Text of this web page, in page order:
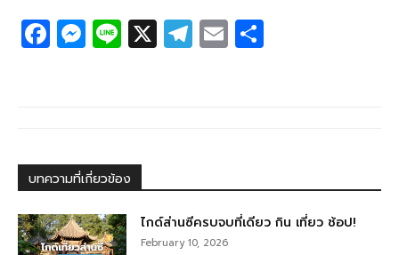
F
a
o
o
k
M
e
g
er
Li
n
X T
el
E
m
บทความที่เกี่ยวข้อง
ไกด์ส่านซีครบจบที่เดียว กิน เที่ยว ช้อป!
February 10, 2026